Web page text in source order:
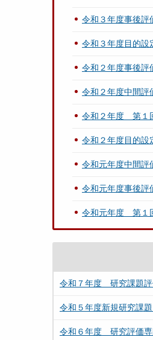
令和３年度事後評
令和３年度目的設
令和２年度事後評
令和２年度中間評
令和２年度 第１
令和２年度目的設
令和元年度中間評
令和元年度事後評
令和元年度 第１
令和７年度 研究課題評
令和５年度新規研究課
令和６年度 研究評価専